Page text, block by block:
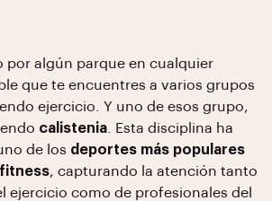
por algún parque en cualquier
que te encuentres a varios grupos
ejercicio. Y uno de esos grupo,
calistenia . Esta disciplina ha
de los deportes más populares
, capturando la atención tanto
ejercicio como de profesionales del